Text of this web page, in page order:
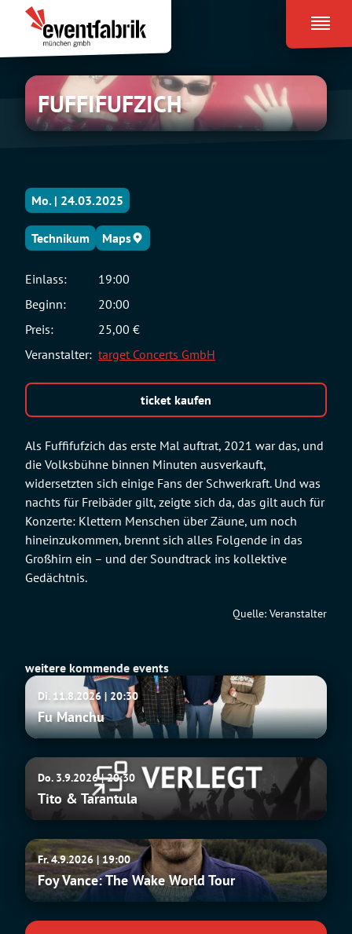
Inhalt
springen
Eventfabrik
München
FUFFIFUFZICH
FUFFIFUFZICH
Als Fuffifufzich das erste Mal auftrat, 2021 war das, und
die Volksbühne binnen Minuten ausverkauft,
widersetzten sich einige Fans der Schwerkraft. Und was
nachts für Freibäder gilt, zeigte sich da, das gilt auch für
Konzerte: Klettern Menschen über Zäune, um noch
hineinzukommen, brennt sich alles Folgende in das
Großhirn ein – und der Soundtrack ins kollektive
Gedächtnis.
Quelle: Veranstalter
weitere kommende events
Fu
Manchu
Di. 11.8.2026 | 20:30
Fu Manchu
Tito
Tarantula
Do. 3.9.2026 | 20:30
Tito & Tarantula
Foy
Vance:
The
Wake
World
Fr. 4.9.2026 | 19:00
Foy Vance: The Wake World Tour
Mo. | 24.03.2025
Technikum Maps
Einlass:
19:00
Beginn:
20:00
Preis:
25,00 €
Veranstalter: target Concerts GmbH
ticket kaufen